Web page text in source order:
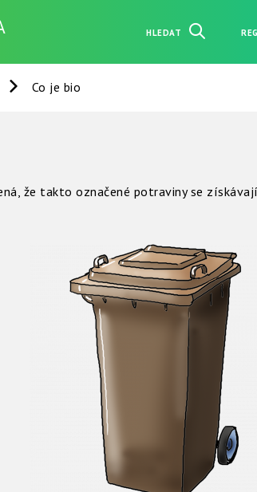
HLEDAT
Co je bio
že takto označené potraviny se získávají